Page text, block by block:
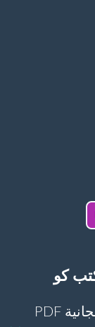
موقع كتب كو لـ تحميل الكتب المجانية PDF